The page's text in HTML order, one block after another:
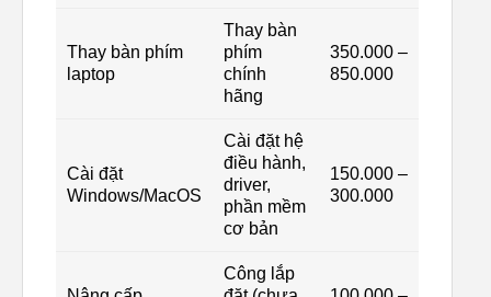
Thay bàn phím
laptop
Thay bàn
phím
chính
hãng
350.000 –
850.000
Cài đặt
Windows/MacOS
Cài đặt hệ
điều hành,
driver,
phần mềm
cơ bản
150.000 –
300.000
Công lắp